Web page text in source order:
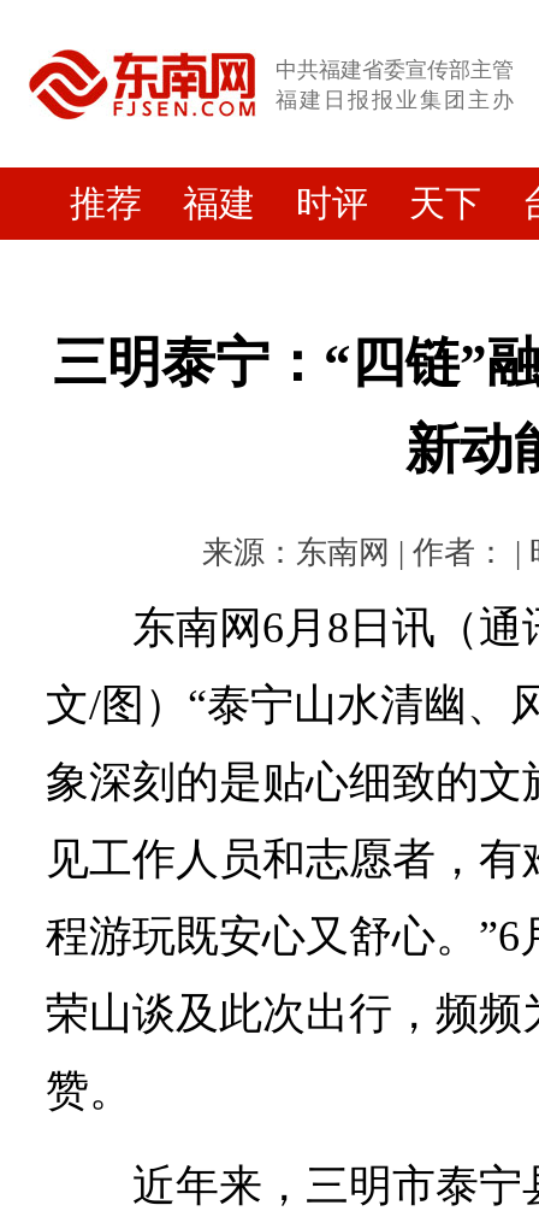
中共福建省委宣传部主管
福建日报报业集团主办
推荐 福建 时评 天下
三明泰宁：“四链”
新动
来源：东南网 | 作者： |
东南网6月8日讯（
文/图）“泰宁山水清幽、
象深刻的是贴心细致的
见工作人员和志愿者，
程游玩既安心又舒心。
荣山谈及此次出行，频
赞。
近年来，三明市泰